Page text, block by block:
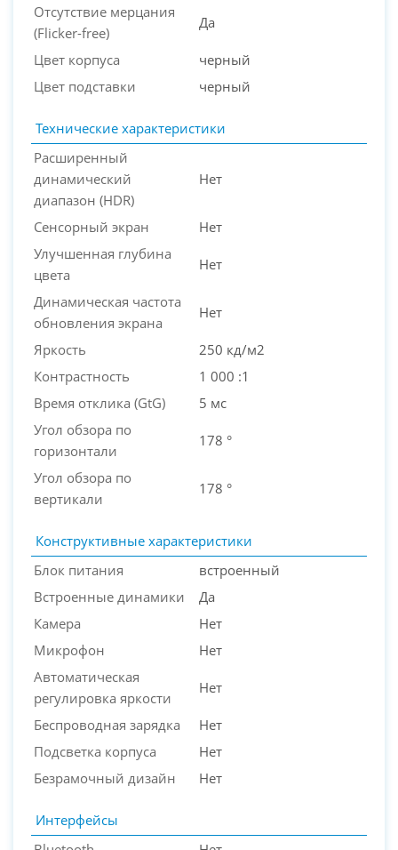
Отсутствие мерцания
(Flicker-free)
Да
Цвет корпуса
черный
Цвет подставки
черный
Технические характеристики
Расширенный
динамический
диапазон (HDR)
Нет
Сенсорный экран
Нет
Улучшенная глубина
цвета
Нет
Динамическая частота
обновления экрана
Нет
Яркость
250 кд/м2
Контрастность
1 000 :1
Время отклика (GtG)
5 мс
Угол обзора по
горизонтали
178 °
Угол обзора по
вертикали
178 °
Конструктивные характеристики
Блок питания
встроенный
Встроенные динамики
Да
Камера
Нет
Микрофон
Нет
Автоматическая
регулировка яркости
Нет
Беспроводная зарядка
Нет
Подсветка корпуса
Нет
Безрамочный дизайн
Нет
Интерфейсы